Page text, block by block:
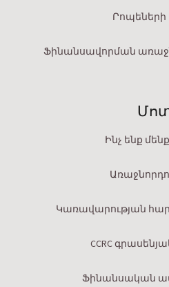
Րոպեների
Ֆինանսավորման
Ինչ ենք
Կառավարության
CCRC
Ֆինանսական